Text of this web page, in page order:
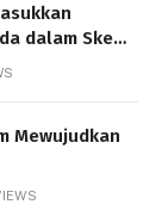
dalam Skema
Mewujudkan